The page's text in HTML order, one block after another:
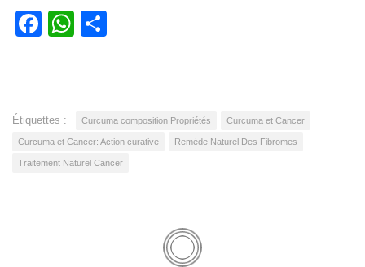
Facebook
WhatsApp
Étiquettes : Curcuma composition Propriétés Curcuma et Cancer
Curcuma et Cancer: Action curative Remède Naturel Des Fibromes
Traitement Naturel Cancer